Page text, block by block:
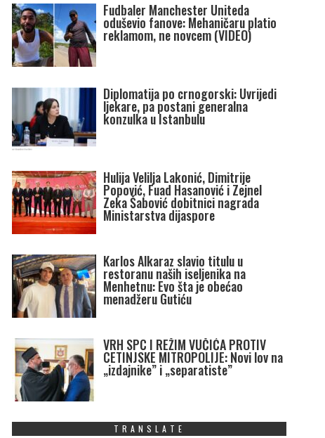
Fudbaler Manchester Uniteda
oduševio fanove: Mehaničaru platio
reklamom, ne novcem (VIDEO)
Diplomatija po crnogorski: Uvrijedi
ljekare, pa postani generalna
konzulka u Istanbulu
Hulija Velilja Lakonić, Dimitrije
Popović, Fuad Hasanović i Zejnel
Zeka Šabović dobitnici nagrada
Ministarstva dijaspore
Karlos Alkaraz slavio titulu u
restoranu naših iseljenika na
Menhetnu: Evo šta je obećao
menadžeru Gutiću
VRH SPC I REŽIM VUČIĆA PROTIV
CETINJSKE MITROPOLIJE: Novi lov na
„izdajnike” i „separatiste”
TRANSLATE